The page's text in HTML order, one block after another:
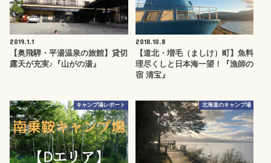
2019.1.1
【奥飛騨・平湯温泉の旅館】貸切
露天が充実♪『山がの湯』
2018.10.8
【道北・増毛（ましけ）町】魚料
理尽くしと日本海一望！『漁師の
宿 清宝』
キャンプ場レポート 北海道のキャンプ場